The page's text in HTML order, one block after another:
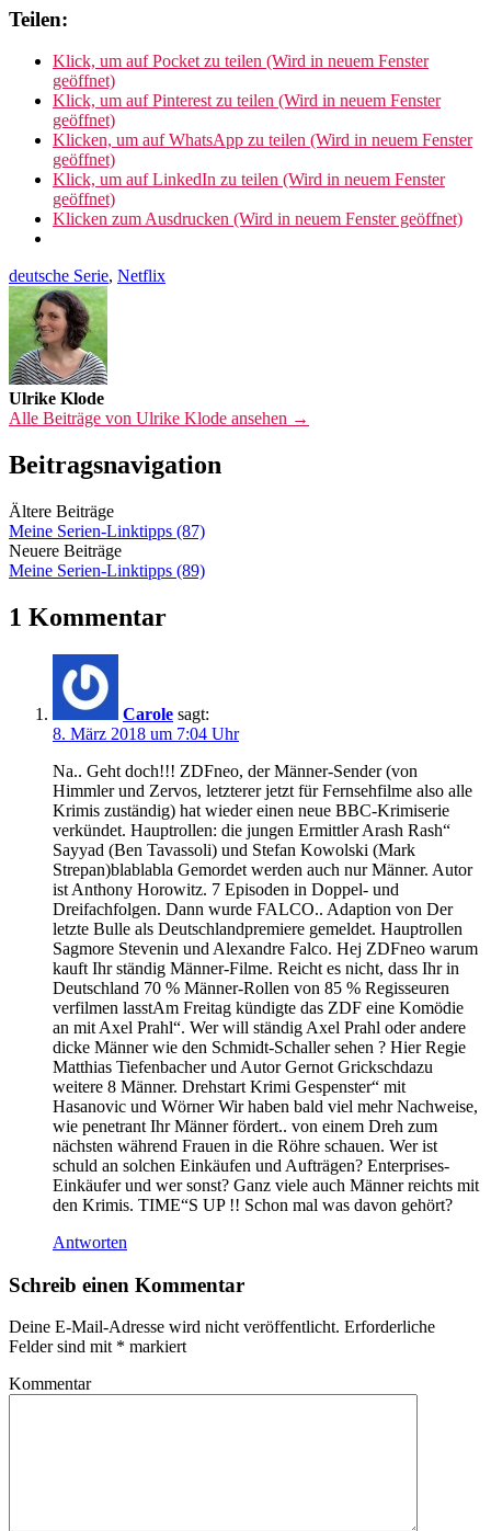
Teilen:
Klick, um auf Pocket zu teilen (Wird in neuem Fenster
geöffnet)
Klick, um auf Pinterest zu teilen (Wird in neuem Fenster
geöffnet)
Klicken, um auf WhatsApp zu teilen (Wird in neuem Fenster
geöffnet)
Klick, um auf LinkedIn zu teilen (Wird in neuem Fenster
geöffnet)
Klicken zum Ausdrucken (Wird in neuem Fenster geöffnet)
deutsche Serie, Netflix
Ulrike Klode
Alle Beiträge von Ulrike Klode ansehen →
Beitragsnavigation
Ältere Beiträge
Meine Serien-Linktipps (87)
Neuere Beiträge
Meine Serien-Linktipps (89)
1 Kommentar
Carole sagt:
8. März 2018 um 7:04 Uhr
Na.. Geht doch!!! ZDFneo, der Männer-Sender (von
Himmler und Zervos, letzterer jetzt für Fernsehfilme also alle
Krimis zuständig) hat wieder einen neue BBC-Krimiserie
verkündet. Hauptrollen: die jungen Ermittler Arash Rash“
Sayyad (Ben Tavassoli) und Stefan Kowolski (Mark
Strepan)blablabla Gemordet werden auch nur Männer. Autor
ist Anthony Horowitz. 7 Episoden in Doppel- und
Dreifachfolgen. Dann wurde FALCO.. Adaption von Der
letzte Bulle als Deutschlandpremiere gemeldet. Hauptrollen
Sagmore Stevenin und Alexandre Falco. Hej ZDFneo warum
kauft Ihr ständig Männer-Filme. Reicht es nicht, dass Ihr in
Deutschland 70 % Männer-Rollen von 85 % Regisseuren
verfilmen lasstAm Freitag kündigte das ZDF eine Komödie
an mit Axel Prahl“. Wer will ständig Axel Prahl oder andere
dicke Männer wie den Schmidt-Schaller sehen ? Hier Regie
Matthias Tiefenbacher und Autor Gernot Grickschdazu
weitere 8 Männer. Drehstart Krimi Gespenster“ mit
Hasanovic und Wörner Wir haben bald viel mehr Nachweise,
wie penetrant Ihr Männer fördert.. von einem Dreh zum
nächsten während Frauen in die Röhre schauen. Wer ist
schuld an solchen Einkäufen und Aufträgen? Enterprises-
Einkäufer und wer sonst? Ganz viele auch Männer reichts mit
den Krimis. TIME“S UP !! Schon mal was davon gehört?
Antworten
Schreib einen Kommentar
Deine E-Mail-Adresse wird nicht veröffentlicht. Erforderliche
Felder sind mit * markiert
Kommentar